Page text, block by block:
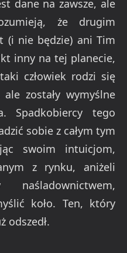
dane na zawsze, ale
że drugim
(i nie będzie) ani Tim
inny na tej planecie,
człowiek rodzi się
zostały wymyślne
Spadkobiercy tego
sobie z całym tym
swoim intuicjom,
z rynku, aniżeli
koło. Ten, który
odszedł.